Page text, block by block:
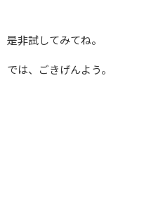
是非試してみてね。
では、ごきげんよう。